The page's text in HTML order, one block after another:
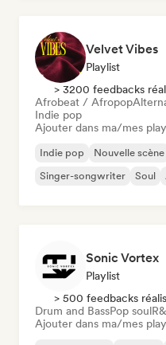
Velvet Vibes
Playlist
> 3200 feedbacks
Afrobeat / Afropop
Indie pop
Ajouter dans ma/mes
Indie pop Nouvelle scène
Singer-songwriter
Soul
Sonic Vortex
Playlist
> 500 feedbacks
Drum and BassPop soul
Ajouter dans ma/mes